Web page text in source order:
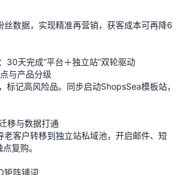
丝数据，实现精准再营销，获客成本可再降6
30天完成“平台＋独立站”双轮驱动
与产品分级
标记高风险品。同步启动ShopsSea模板站，
移与数据打通
老客户转移到独立站私域池，开启邮件、短
复购。
矩阵铺词